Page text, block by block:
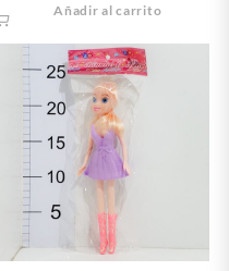
Añadir al carrito